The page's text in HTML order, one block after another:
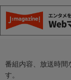
番組内容、放送時間
す。